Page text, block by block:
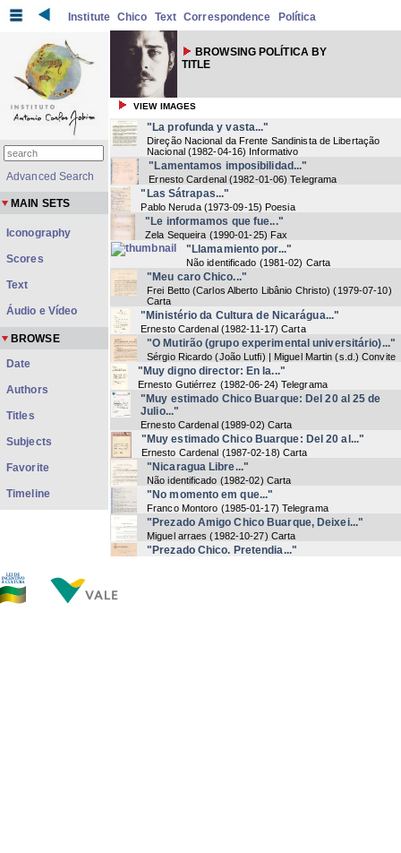
Institute Chico Text Correspondence Política
BROWSING POLÍTICA BY
TITLE
VIEW IMAGES
"La profunda y vasta..."
Direção Nacional da Frente Sandinista de Libertação
Nacional (1982-04-16) Informativo
"Lamentamos imposibilidad..."
Ernesto Cardenal (1982-01-06) Telegrama
"Las Sátrapas..."
Pablo Neruda (1973-09-15) Poesia
"Le informamos que fue..."
Zela Sequeira (1990-01-25) Fax
"Llamamiento por..."
Não identificado (1981-02) Carta
"Meu caro Chico..."
Frei Betto (Carlos Alberto Libânio Christo) (1979-07-10)
Carta
"Ministério da Cultura de Nicarágua..."
Ernesto Cardenal (1982-11-17) Carta
"O Mutirão (grupo experimental universitário)..."
Sérgio Ricardo (João Lutfi) | Miguel Martin (s.d. ) Convite
"Muy digno director: En la..."
Ernesto Gutiérrez (1982-06-24) Telegrama
"Muy estimado Chico Buarque: Del 20 al 25 de
Julio..."
Ernesto Cardenal (1989-02) Carta
"Muy estimado Chico Buarque: Del 20 al..."
Ernesto Cardenal (1987-02-18) Carta
"Nicaragua Libre..."
Não identificado (1982-02) Carta
"No momento em que..."
Franco Montoro (1985-01-17) Telegrama
"Prezado Amigo Chico Buarque, Deixei..."
Miguel arraes (1982-10-27) Carta
"Prezado Chico. Pretendia..."
Advanced Search
MAIN SETS
Iconography
Scores
Text
Áudio e Vídeo
BROWSE
Date
Authors
Titles
Subjects
Favorite
Timeline